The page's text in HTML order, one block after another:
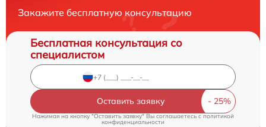
Закажите бесплатную консультацию
Бесплатная консультация со
специалистом
Оставить заявку
Нажимая на кнопку "Оставить заявку" Вы соглашаетесь c политикой
конфиденциальности